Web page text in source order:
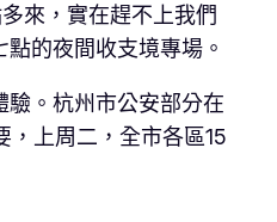
來，實在趕不上我們
的夜間收支境專場。
。杭州市公安部分在
上周二，全市各區15